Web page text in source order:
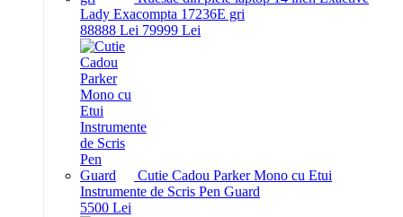
Lady Exacompta 17236E gri
88888 Lei 79999 Lei
Cutie Cadou Parker Mono cu Etui
Instrumente de Scris Pen Guard
5500 Lei